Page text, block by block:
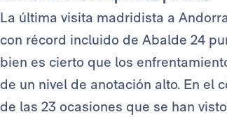
La última visita madridista a
con récord incluido de Abalde 24
bien es cierto que los
de un nivel de anotación alto. En el
de las 23 ocasiones que se han